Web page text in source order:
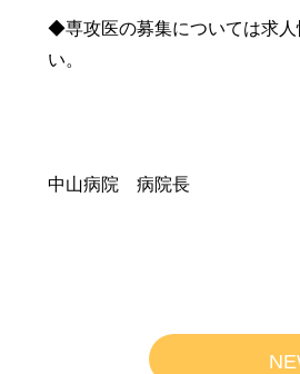
◆専攻医の募集については求人
い。
中山病院 病院長